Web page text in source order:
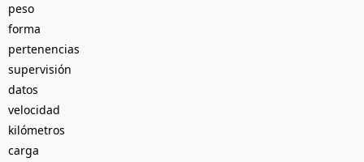
peso
forma
pertenencias
supervisión
datos
velocidad
kilómetros
carga